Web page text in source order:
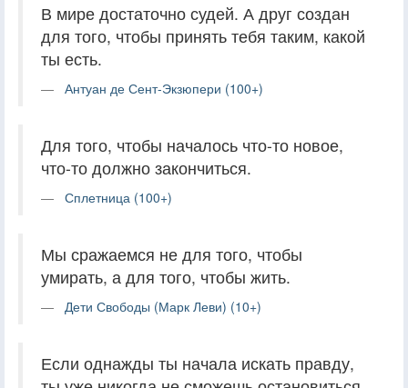
В мире достаточно судей. А друг создан
для того, чтобы принять тебя таким, какой
ты есть.
Антуан де Сент-Экзюпери (100+)
Для того, чтобы началось что-то новое,
что-то должно закончиться.
Сплетница (100+)
Мы сражаемся не для того, чтобы
умирать, а для того, чтобы жить.
Дети Свободы (Марк Леви) (10+)
Если однажды ты начала искать правду,